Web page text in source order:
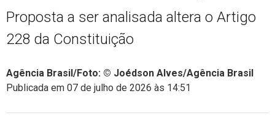
Proposta a ser analisada altera o Artigo
228 da Constituição
Agência Brasil/Foto: © Joédson Alves/Agência Brasil
Publicada em 07 de julho de 2026 às 14:51